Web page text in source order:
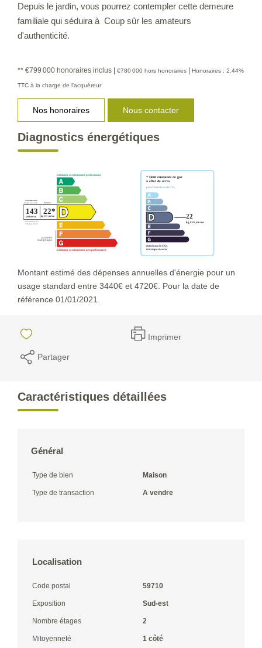
Depuis le jardin, vous pourrez contempler cette demeure
familiale qui séduira à Coup sûr les amateurs
d'authenticité.
** €799 000 honoraires inclus | €780 000 hors honoraires | Honoraires : 2.44%
TTC à la charge de l'acquéreur
Nos honoraires Nous contacter
Diagnostics énergétiques
Montant estimé des dépenses annuelles d'énergie pour un
usage standard entre 3440€ et 4720€. Pour la date de
référence 01/01/2021.
Imprimer
Partager
Caractéristiques détaillées
Général
Type de bien Maison
Type de transaction A vendre
Localisation
Code postal 59710
Exposition Sud-est
Nombre étages 2
Mitoyenneté 1 côté